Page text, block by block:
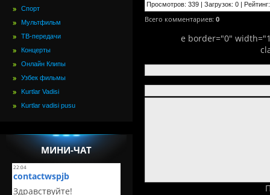
Спорт
Мультфильм
ТВ-передачи
Концерты
Онлайн Клипы
Узбек фильмы
Kurtlar Vadisi
Kurtlar vadisi pusu
МИНИ-ЧАТ
Просмотров: 339 | Загрузок: 0 | Рейтинг:
Всего комментариев: 0
e border="0"